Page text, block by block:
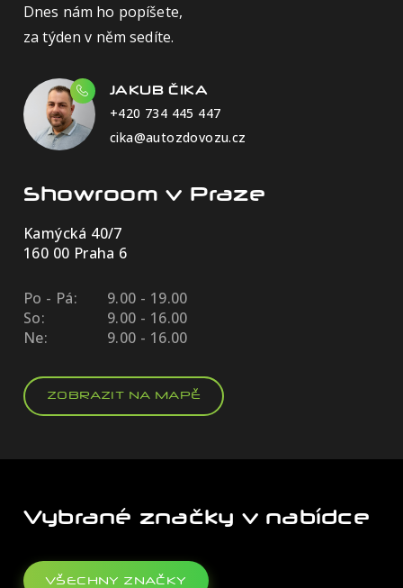
Dnes nám ho popíšete,
za týden v něm sedíte.
JAKUB ČIKA
+420 734 445 447
cika@autozdovozu.cz
Showroom v Praze
Kamýcká 40/7
160 00 Praha 6
Po - Pá:
9.00 - 19.00
So:
9.00 - 16.00
Ne:
9.00 - 16.00
ZOBRAZIT NA MAPĚ
Vybrané značky v nabídce
VŠECHNY ZNAČKY